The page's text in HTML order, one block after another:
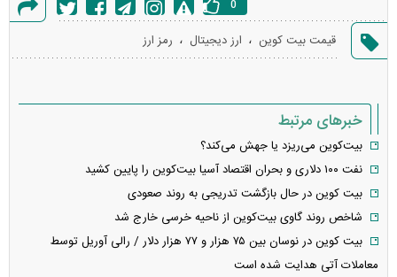
گزارش
خطا
0
قیمت بیت کوین ، ارز دیجیتال ، رمز ارز
خبرهای مرتبط
بیت‌کوین می‌ریزد یا جهش می‌کند؟
نفت ۱۰۰ دلاری و بحران اقتصاد آسیا بیت‌کوین را پایین کشید
بیت کوین در حال بازگشت تدریجی به روند صعودی
شاخص روند گاوی بیت‌کوین از ناحیه خرسی خارج شد
بیت کوین در نوسان بین ۷۵ هزار و ۷۷ هزار دلار / رالی آوریل توسط
معاملات آتی هدایت شده است